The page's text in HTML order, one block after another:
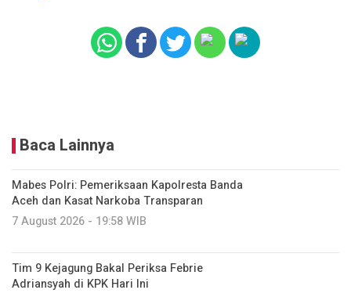
Baca Lainnya
Mabes Polri: Pemeriksaan Kapolresta Banda
Aceh dan Kasat Narkoba Transparan
7 August 2026 - 19:58 WIB
Tim 9 Kejagung Bakal Periksa Febrie
Adriansyah di KPK Hari Ini